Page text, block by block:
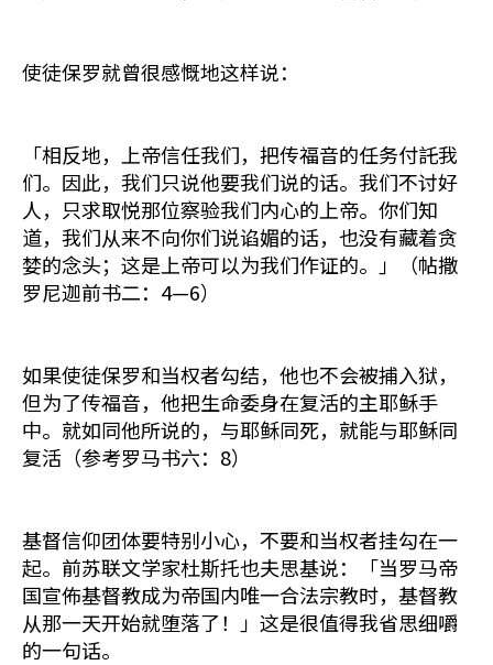
使徒保罗就曾很感慨地这样说：
「相反地，上帝信任我们，把传福音的任务付託我
们。因此，我们只说他要我们说的话。我们不讨好
人，只求取悦那位察验我们内心的上帝。你们知
道，我们从来不向你们说谄媚的话，也没有藏着贪
婪的念头；这是上帝可以为我们作证的。」（帖撒
罗尼迦前书二：4—6）
如果使徒保罗和当权者勾结，他也不会被捕入狱，
但为了传福音，他把生命委身在复活的主耶稣手
中。就如同他所说的，与耶稣同死，就能与耶稣同
复活（参考罗马书六：8）
基督信仰团体要特别小心，不要和当权者挂勾在一
起。前苏联文学家杜斯托也夫思基说：「当罗马帝
国宣佈基督教成为帝国内唯一合法宗教时，基督教
从那一天开始就堕落了！」这是很值得我省思细嚼
的一句话。